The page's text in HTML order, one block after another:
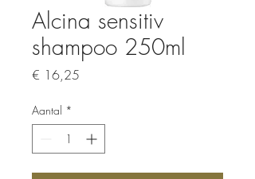
Alcina sensitiv
shampoo 250ml
€ 16,25
Aantal *